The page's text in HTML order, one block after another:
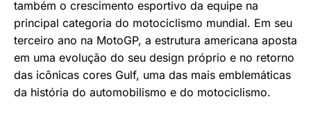
também o crescimento esportivo da equipe na
principal categoria do motociclismo mundial. Em seu
terceiro ano na MotoGP, a estrutura americana aposta
em uma evolução do seu design próprio e no retorno
das icônicas cores Gulf, uma das mais emblemáticas
da história do automobilismo e do motociclismo.